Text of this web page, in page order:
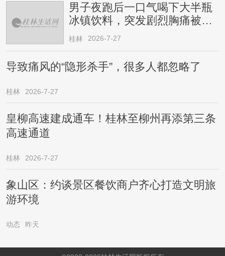
男子夜跑后一口气喝下大半瓶
冰镇饮料，突发剧烈胸痛被送
医！医生提醒→
桂林 2026-7-27
导致痛风的“隐形杀手”，很多人都忽略了
桂林 2026-7-27
皇柳高速建成通车！桂林至柳州再添第三条
高速通道
桂林 2026-7-27
象山区：约谈景区餐饮商户齐心打造文明旅
游环境
动态 昨天